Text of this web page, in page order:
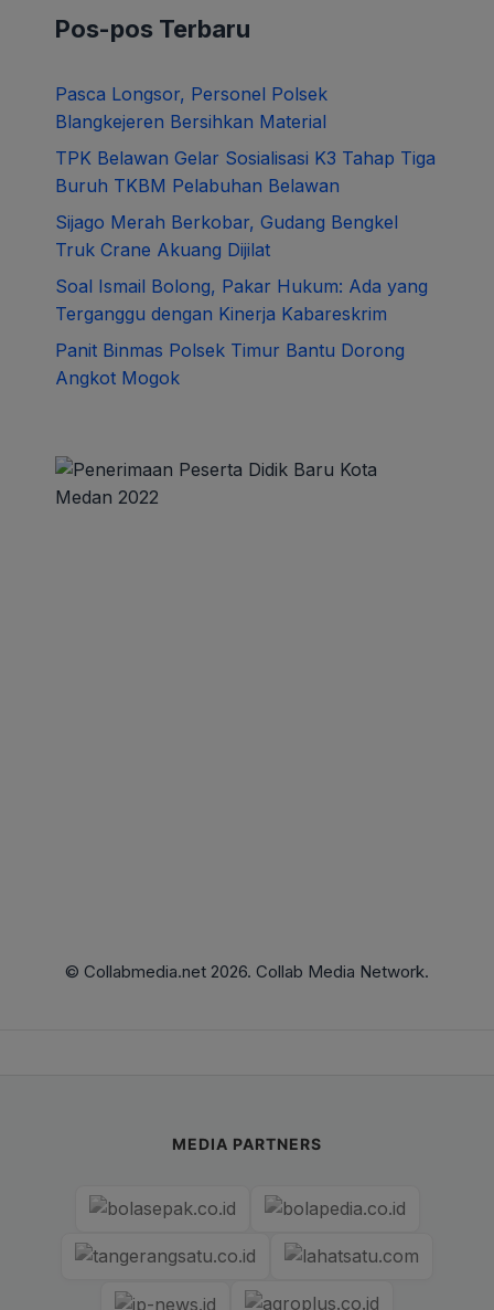
Pos-pos Terbaru
Pasca Longsor, Personel Polsek
Blangkejeren Bersihkan Material
TPK Belawan Gelar Sosialisasi K3 Tahap Tiga
Buruh TKBM Pelabuhan Belawan
Sijago Merah Berkobar, Gudang Bengkel
Truk Crane Akuang Dijilat
Soal Ismail Bolong, Pakar Hukum: Ada yang
Terganggu dengan Kinerja Kabareskrim
Panit Binmas Polsek Timur Bantu Dorong
Angkot Mogok
© Collabmedia.net 2026. Collab Media Network.
MEDIA PARTNERS